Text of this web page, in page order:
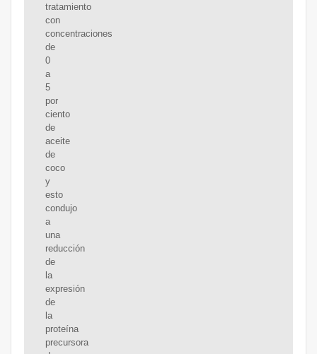
tratamiento
con
concentraciones
de
0
a
5
por
ciento
de
aceite
de
coco
y
esto
condujo
a
una
reducción
de
la
expresión
de
la
proteína
precursora